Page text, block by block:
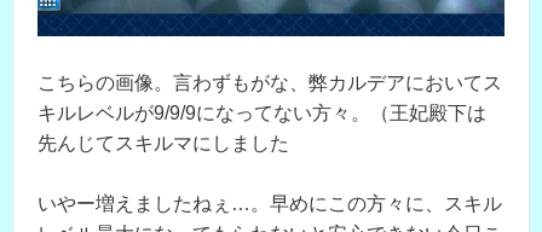
こちらの画像。言わずもがな、弊カルデアにおいてス
キルレベルが9/9/9になってない方々。（王妃殿下は
先んじてスキルマにしました
いやー増えましたねぇ…。早めにこの方々に、スキル